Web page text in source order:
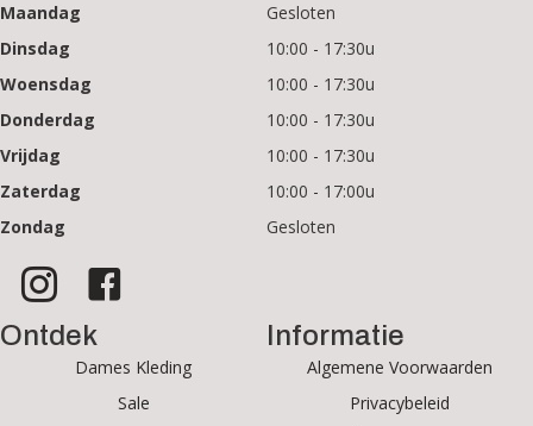
Maandag
Gesloten
Dinsdag
10:00 - 17:30u
Woensdag
10:00 - 17:30u
Donderdag
10:00 - 17:30u
Vrijdag
10:00 - 17:30u
Zaterdag
10:00 - 17:00u
Zondag
Gesloten
Ontdek
Dames Kleding
Sale
Informatie
Algemene Voorwaarden
Privacybeleid